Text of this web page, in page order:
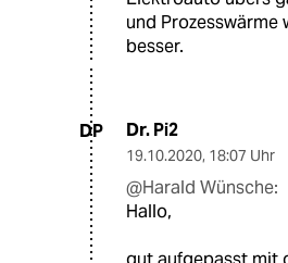
und Prozesswärme
besser.
DP Dr. Pi2
19.10.2020, 18:07 Uhr
@Harald Wünsche:
Hallo,